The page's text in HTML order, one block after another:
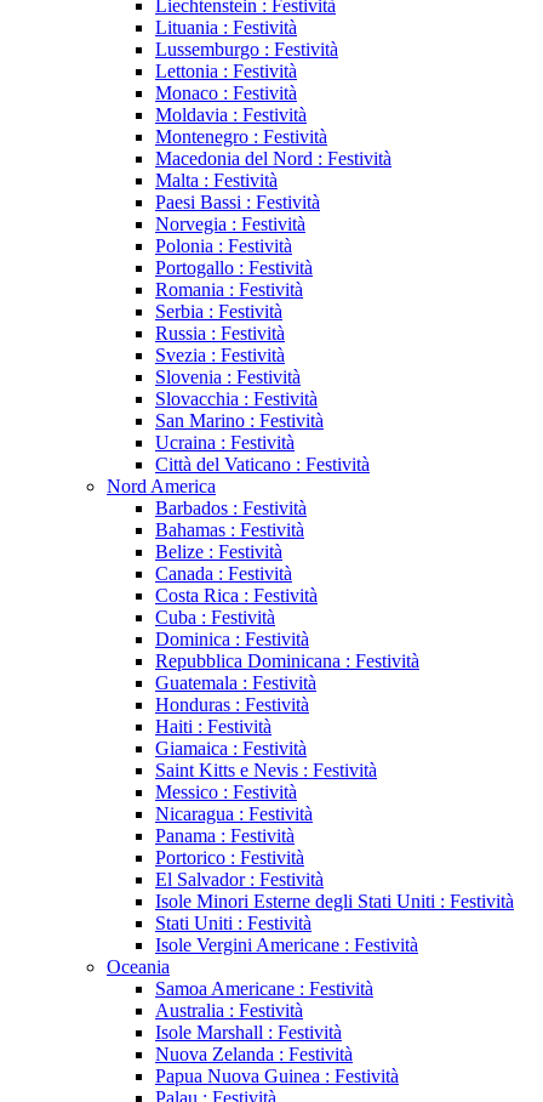
Liechtenstein : Festività
Lituania : Festività
Lussemburgo : Festività
Lettonia : Festività
Monaco : Festività
Moldavia : Festività
Montenegro : Festività
Macedonia del Nord : Festività
Malta : Festività
Paesi Bassi : Festività
Norvegia : Festività
Polonia : Festività
Portogallo : Festività
Romania : Festività
Serbia : Festività
Russia : Festività
Svezia : Festività
Slovenia : Festività
Slovacchia : Festività
San Marino : Festività
Ucraina : Festività
Città del Vaticano : Festività
Nord America
Barbados : Festività
Bahamas : Festività
Belize : Festività
Canada : Festività
Costa Rica : Festività
Cuba : Festività
Dominica : Festività
Repubblica Dominicana : Festività
Guatemala : Festività
Honduras : Festività
Haiti : Festività
Giamaica : Festività
Saint Kitts e Nevis : Festività
Messico : Festività
Nicaragua : Festività
Panama : Festività
Portorico : Festività
El Salvador : Festività
Isole Minori Esterne degli Stati Uniti : Festività
Stati Uniti : Festività
Isole Vergini Americane : Festività
Oceania
Samoa Americane : Festività
Australia : Festività
Isole Marshall : Festività
Nuova Zelanda : Festività
Papua Nuova Guinea : Festività
Palau : Festività